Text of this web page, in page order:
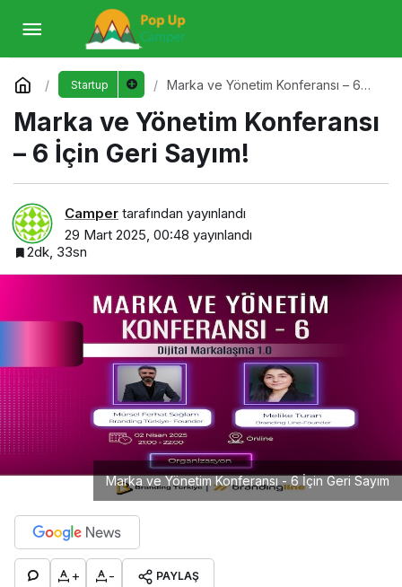
Startup
Marka ve Yönetim Konferansı – 6
Marka ve Yönetim Konferansı
– 6 İçin Geri Sayım!
Camper tarafından yayınlandı
29 Mart 2025, 00:48 yayınlandı
2dk, 33sn
Marka ve Yönetim Konferansı - 6 İçin Geri Sayım
+ - PAYLAŞ
Marka ve Yönetim Konferansı – 6 İçin Geri
Sayım!
Yorum Yap